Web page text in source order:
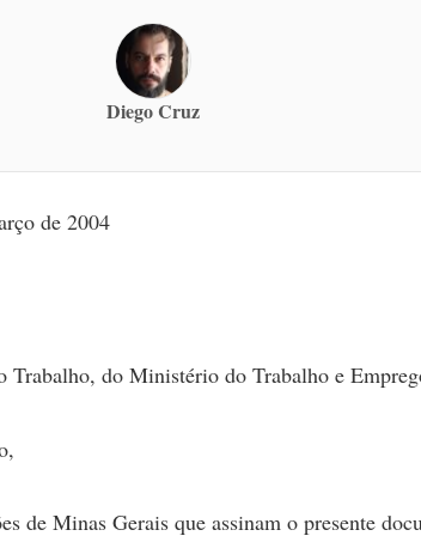
Diego Cruz
de 2004
Trabalho, do Ministério do Trabalho e
de Minas Gerais que assinam o presente